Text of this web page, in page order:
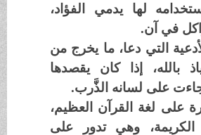
لها يدمي الفؤاد،
في آن.
التي دعا، ما يخرج من
بالله، إذا كان يقصدها
على لسانه الذَّرب.
على لغة القرآن العظيم،
وهي تدور على